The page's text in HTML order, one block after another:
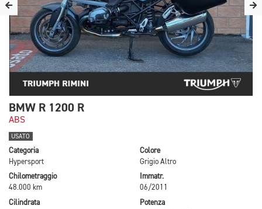
BMW R 1200 R
ABS
USATO
Categoria
Hypersport
Colore
Grigio Altro
Chilometraggio
48.000 km
Immatr.
06/2011
Cilindrata
Potenza